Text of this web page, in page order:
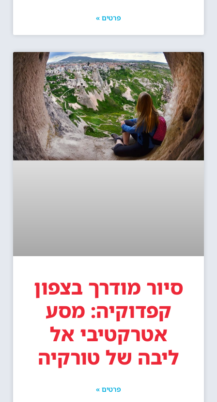
פרטים »
סיור מודרך בצפון
קפדוקיה: מסע
אטרקטיבי אל
ליבה של טורקיה
פרטים »